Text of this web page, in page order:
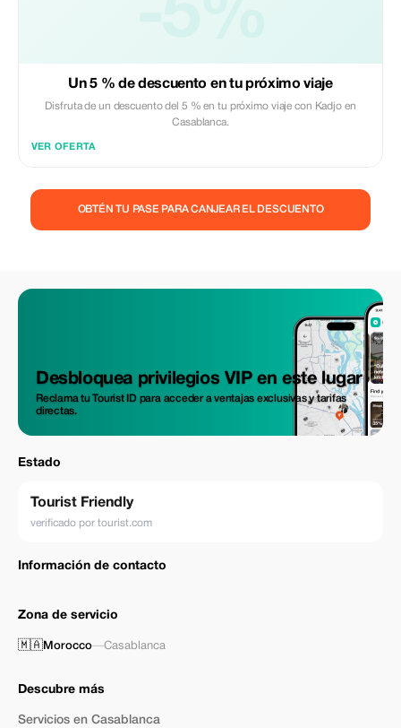
Un 5 % de descuento en tu próximo viaje
Disfruta de un descuento del 5 % en tu próximo viaje con Kadjo en
Casablanca.
VER OFERTA
OBTÉN TU PASE PARA CANJEAR EL DESCUENTO
Desbloquea privilegios VIP en este lugar
Reclama tu Tourist ID para acceder a ventajas exclusivas y tarifas
directas.
Estado
Tourist Friendly
verificado por tourist.com
Información de contacto
Zona de servicio
🇲🇦Morocco—Casablanca
Descubre más
Servicios en Casablanca